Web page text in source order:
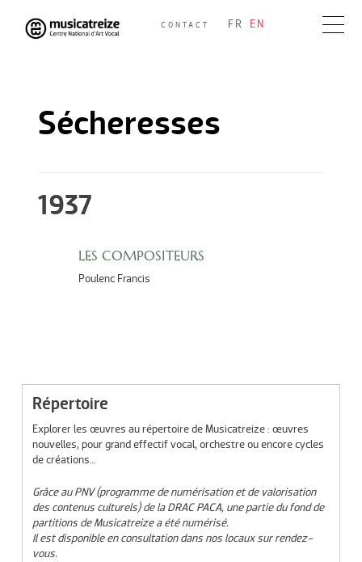
Skip
to
CONTACT FR EN
Sécheresses
1937
LES COMPOSITEURS
Poulenc Francis
Répertoire
Explorer les œuvres au répertoire de Musicatreize : œuvres
nouvelles, pour grand effectif vocal, orchestre ou encore cycles
de créations…
Grâce au PNV (programme de numérisation et de valorisation
des contenus culturels) de la DRAC PACA, une partie du fond de
partitions de Musicatreize a été numérisé.
Il est disponible en consultation dans nos locaux sur rendez-
vous.